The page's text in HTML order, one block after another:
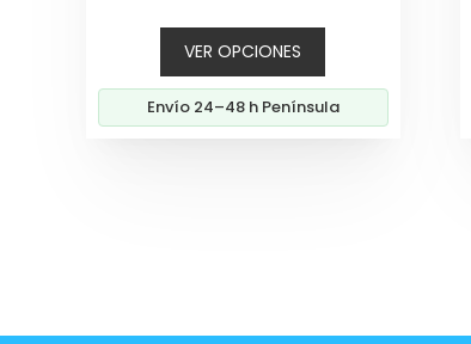
precios:
263,60€
hasta
VER OPCIONES
Envío 24–48 h Península